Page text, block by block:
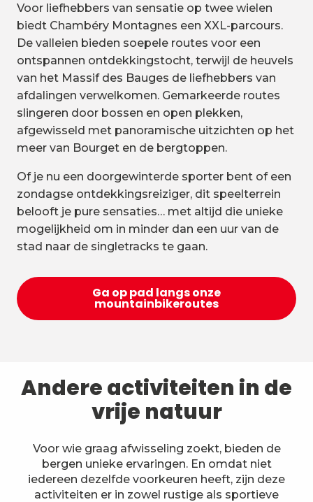
Voor liefhebbers van sensatie op twee wielen
biedt Chambéry Montagnes een XXL-parcours.
De valleien bieden soepele routes voor een
ontspannen ontdekkingstocht, terwijl de heuvels
van het Massif des Bauges de liefhebbers van
afdalingen verwelkomen. Gemarkeerde routes
slingeren door bossen en open plekken,
afgewisseld met panoramische uitzichten op het
meer van Bourget en de bergtoppen.
Of je nu een doorgewinterde sporter bent of een
zondagse ontdekkingsreiziger, dit speelterrein
belooft je pure sensaties… met altijd die unieke
mogelijkheid om in minder dan een uur van de
stad naar de singletracks te gaan.
Ga op pad langs onze
mountainbikeroutes
Andere activiteiten in de
vrije natuur
Voor wie graag afwisseling zoekt, bieden de
bergen unieke ervaringen. En omdat niet
iedereen dezelfde voorkeuren heeft, zijn deze
activiteiten er in zowel rustige als sportieve